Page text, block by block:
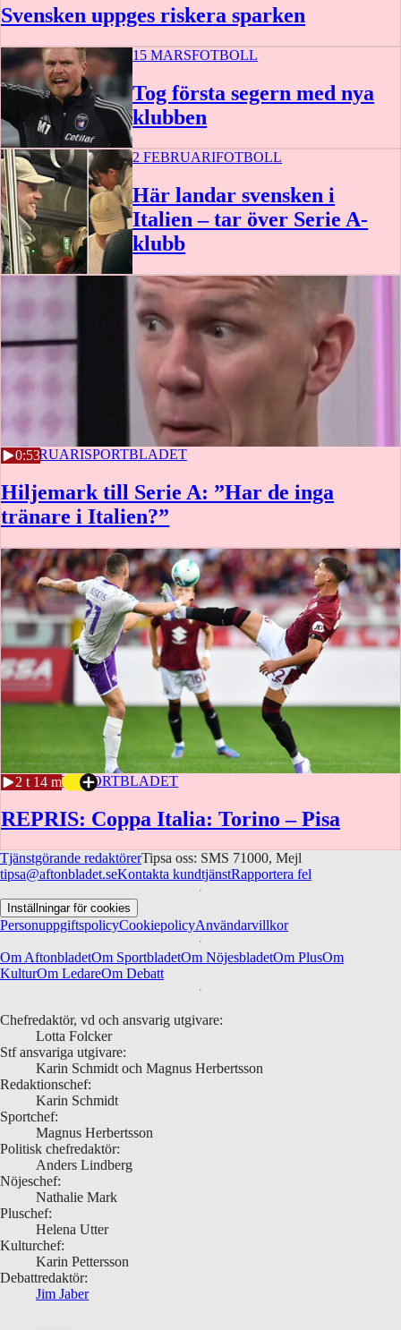
Svensken uppges riskera sparken
15 MARSFOTBOLL
Tog första segern med nya
klubben
2 FEBRUARIFOTBOLL
Här landar svensken i
Italien – tar över Serie A-
klubb
0:53
2 FEBRUARISPORTBLADET
Hiljemark till Serie A: ”Har de inga
tränare i Italien?”
2 t 14 m
10 SEP 2025 SPORTBLADET
REPRIS: Coppa Italia: Torino – Pisa
Tjänstgörande redaktörerTipsa oss: SMS 71000, Mejl
tipsa@aftonbladet.seKontakta kundtjänstRapportera fel
Inställningar för cookies
PersonuppgiftspolicyCookiepolicyAnvändarvillkor
Om AftonbladetOm SportbladetOm NöjesbladetOm PlusOm
KulturOm LedareOm Debatt
Chefredaktör, vd och ansvarig utgivare:
Lotta Folcker
Stf ansvariga utgivare:
Karin Schmidt och Magnus Herbertsson
Redaktionschef:
Karin Schmidt
Sportchef:
Magnus Herbertsson
Politisk chefredaktör:
Anders Lindberg
Nöjeschef:
Nathalie Mark
Pluschef:
Helena Utter
Kulturchef:
Karin Pettersson
Debattredaktör:
Jim Jaber